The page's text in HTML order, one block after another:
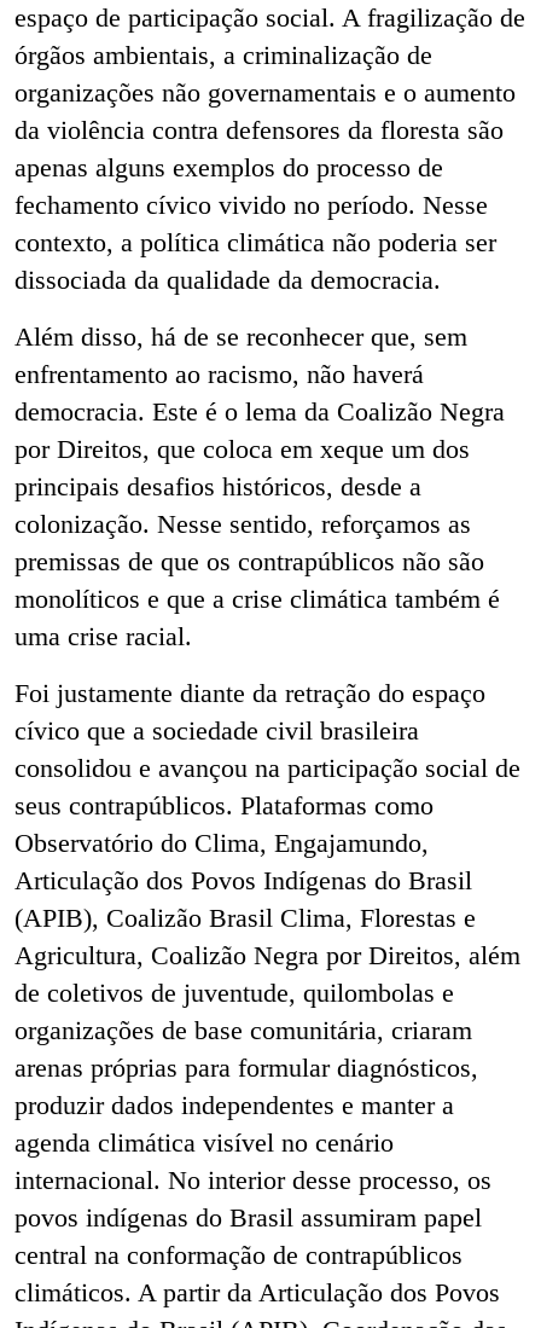
espaço de participação social. A fragilização de
órgãos ambientais, a criminalização de
organizações não governamentais e o aumento
da violência contra defensores da floresta são
apenas alguns exemplos do processo de
fechamento cívico vivido no período. Nesse
contexto, a política climática não poderia ser
dissociada da qualidade da democracia.
Além disso, há de se reconhecer que, sem
enfrentamento ao racismo, não haverá
democracia. Este é o lema da Coalizão Negra
por Direitos, que coloca em xeque um dos
principais desafios históricos, desde a
colonização. Nesse sentido, reforçamos as
premissas de que os contrapúblicos não são
monolíticos e que a crise climática também é
uma crise racial.
Foi justamente diante da retração do espaço
cívico que a sociedade civil brasileira
consolidou e avançou na participação social de
seus contrapúblicos. Plataformas como
Observatório do Clima, Engajamundo,
Articulação dos Povos Indígenas do Brasil
(APIB), Coalizão Brasil Clima, Florestas e
Agricultura, Coalizão Negra por Direitos, além
de coletivos de juventude, quilombolas e
organizações de base comunitária, criaram
arenas próprias para formular diagnósticos,
produzir dados independentes e manter a
agenda climática visível no cenário
internacional. No interior desse processo, os
povos indígenas do Brasil assumiram papel
central na conformação de contrapúblicos
climáticos. A partir da Articulação dos Povos